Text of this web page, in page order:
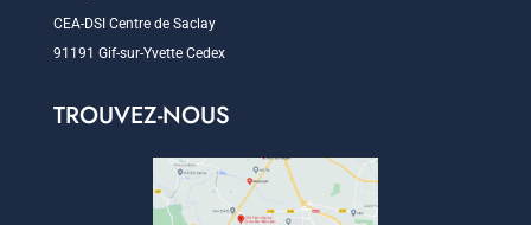
CEA-DSI Centre de Saclay
91191 Gif-sur-Yvette Cedex
TROUVEZ-NOUS